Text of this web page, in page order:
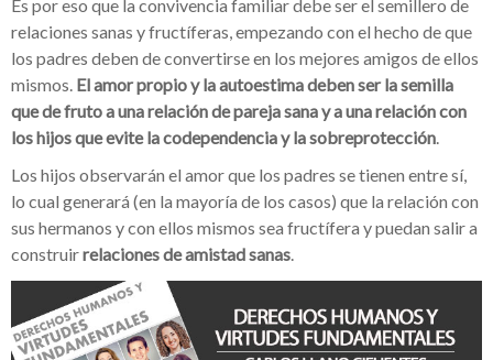
Es por eso que la convivencia familiar debe ser el semillero de
relaciones sanas y fructíferas, empezando con el hecho de que
los padres deben de convertirse en los mejores amigos de ellos
mismos. El amor propio y la autoestimadeben ser la semilla
que de fruto a una relación de pareja sana y a una relación con
los hijos que evite la codependencia y la sobreprotección.
Los hijos observarán el amor que los padres se tienen entre sí,
lo cual generará (en la mayoría de los casos) que la relación con
sus hermanos y con ellos mismos sea fructífera y puedan salir a
construirrelaciones de amistad sanas.